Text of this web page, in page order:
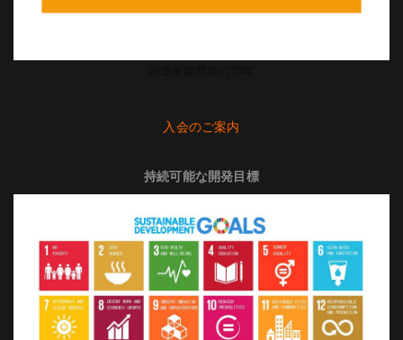
入会のご案内
持続可能な開発目標